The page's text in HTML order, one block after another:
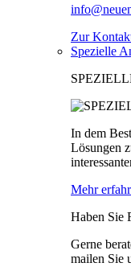
Zur
Spezielle
In dem
Lösungen
Mehr
Haben Sie
Gerne
mailen Sie